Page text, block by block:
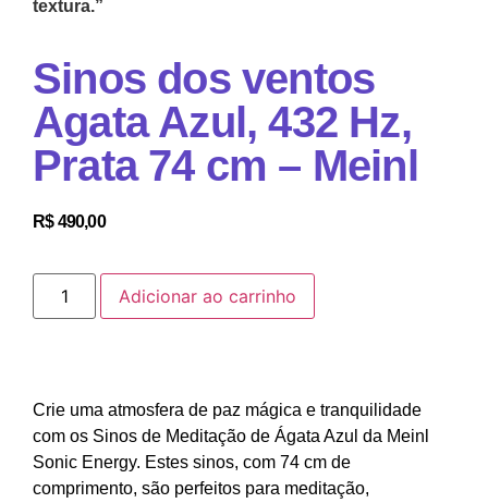
textura.”
Sinos dos ventos
Agata Azul, 432 Hz,
Prata 74 cm – Meinl
R$490,00
Adicionar ao carrinho
Crie uma atmosfera de paz mágica e tranquilidade
com os Sinos de Meditação de Ágata Azul da Meinl
Sonic Energy. Estes sinos, com 74 cm de
comprimento, são perfeitos para meditação,